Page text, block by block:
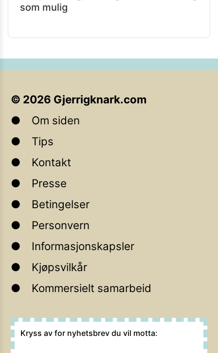
som mulig
© 2026 Gjerrigknark.com
Om siden
Tips
Kontakt
Presse
Betingelser
Personvern
Informasjonskapsler
Kjøpsvilkår
Kommersielt samarbeid
Kryss av for nyhetsbrev du vil motta: